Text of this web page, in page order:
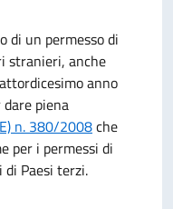
di un permesso di
stranieri, anche
anno
piena
n. 380/2008che
per i permessi di
Paesi terzi.